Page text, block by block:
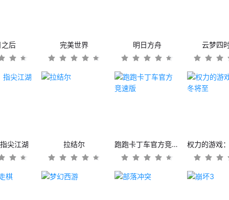
后 完美世界 明日方舟 云梦四
尖江湖 拉结尔 跑跑卡丁车官方竞速版